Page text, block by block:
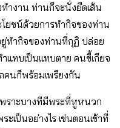
ำงาน ท่านก็จะนั่งยืดเส้น
โยชน์ด้วยการทำกิจของท่าน
ทำกิจของท่านที่กุฏิ ปล่อย
แทบเป็นแทบตาย คนขี้เกียจ
คนก็พร้อมเพรียงกัน
พราะบางทีมีพระที่หูหนวก
เป็นอย่างไร เช่นตอนเช้าที่